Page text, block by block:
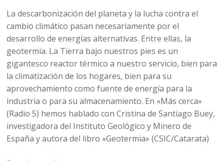
La descarbonización del planeta y la lucha contra el
cambio climático pasan necesariamente por el
desarrollo de energías alternativas. Entre ellas, la
geotermia. La Tierra bajo nuestros pies es un
gigantesco reactor térmico a nuestro servicio, bien para
la climatización de los hogares, bien para su
aprovechamiento como fuente de energía para la
industria o para su almacenamiento. En «Más cerca»
(Radio 5) hemos hablado con Cristina de Santiago Buey,
investigadora del Instituto Geológico y Minero de
España y autora del libro «Geotermia» (CSIC/Catarata)